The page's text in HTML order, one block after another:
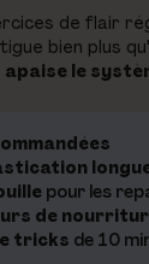
de flair
bien plus
apaise le
pour les
de
tricks de 10